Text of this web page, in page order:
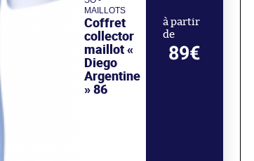
MAILLOTS
Coffret
collector
maillot «
Diego
Argentine
» 86
à partir
de
89€